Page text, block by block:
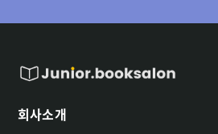
회사소개